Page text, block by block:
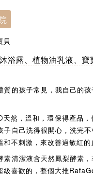
貝
浴露、 植物油乳液、 寶
質的孩子常見，我自己的
然，溫和，環保得產品
子自己洗得很開心，洗完
和不刺激，來改善過敏紅
素清潔液含天然鳳梨酵素
級喜歡的，整個大推